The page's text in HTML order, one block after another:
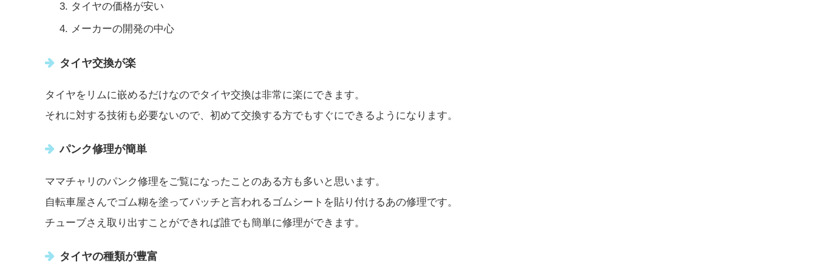
タイヤの価格が安い
メーカーの開発の中心
タイヤ交換が楽
タイヤをリムに嵌めるだけなのでタイヤ交換は非常に楽にできます。
それに対する技術も必要ないので、初めて交換する方でもすぐにできるようになります。
パンク修理が簡単
ママチャリのパンク修理をご覧になったことのある方も多いと思います。
自転車屋さんでゴム糊を塗ってパッチと言われるゴムシートを貼り付けるあの修理です。
チューブさえ取り出すことができれば誰でも簡単に修理ができます。
タイヤの種類が豊富